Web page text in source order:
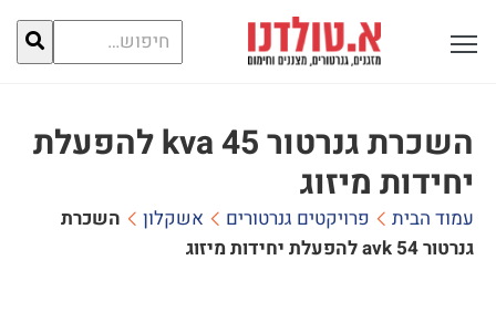
חיפוש
עבור:
פתח תפריט ראשי לתצוגה
השכרת גנרטור 45 kva להפעלת
יחידות מיזוג
עמוד הבית פרויקטים גנרטורים אשקלון
השכרת
גנרטור 45 kva להפעלת יחידות מיזוג